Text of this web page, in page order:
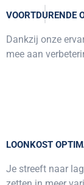
VOORTDURENDE
Dankzij onze
mee aan
LOONKOST
Je streeft naar